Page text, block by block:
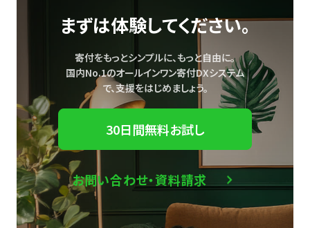
まずは体験してください。
寄付をもっとシンプルに、もっと自由に。
国内No.1のオールインワン寄付DXシステム
で、支援をはじめましょう。
30日間無料お試し
お問い合わせ・資料請求